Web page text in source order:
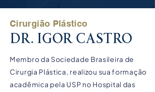
Cirurgião Plástico
DR. IGOR CASTRO
Membro da Sociedade Brasileira de
Cirurgia Plástica, realizou sua formação
acadêmica pela USP no Hospital das